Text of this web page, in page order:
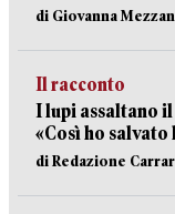
di Giovanna
Il racconto
I lupi assaltano
«Così ho salvato
di Redazione